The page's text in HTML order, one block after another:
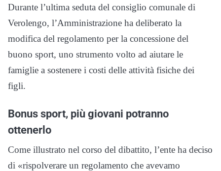
Durante l’ultima seduta del consiglio comunale di
Verolengo, l’Amministrazione ha deliberato la
modifica del regolamento per la concessione del
buono sport, uno strumento volto ad aiutare le
famiglie a sostenere i costi delle attività fisiche dei
figli.
Bonus sport, più giovani potranno
ottenerlo
Come illustrato nel corso del dibattito, l’ente ha deciso
di «rispolverare un regolamento che avevamo